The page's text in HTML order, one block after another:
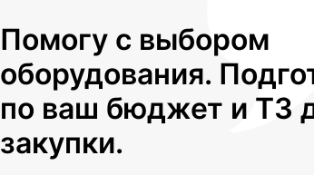
Помогу с выбором
оборудования.
по ваш бюджет и ТЗ
закупки.